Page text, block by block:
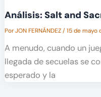
Análisis: Salt and
PorJON FERNÁNDEZ/15 de mayo
A menudo, cuando un
llegada de secuelas se
esperado y la